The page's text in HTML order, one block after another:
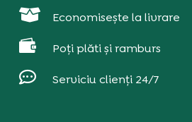
 Economisește la livrare
 Poți plăti și ramburs
 Serviciu clienți 24/7